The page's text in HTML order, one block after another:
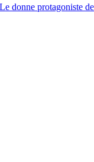
donne protagoniste